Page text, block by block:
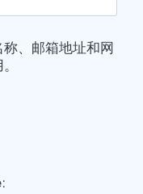
、邮箱地址和网